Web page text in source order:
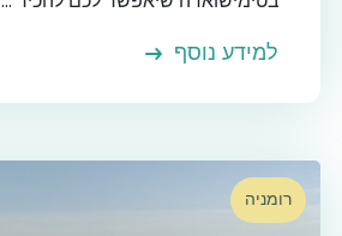
למידע נוסף
רומניה